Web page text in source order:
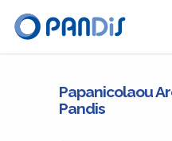
Papanicolaou
Pandis